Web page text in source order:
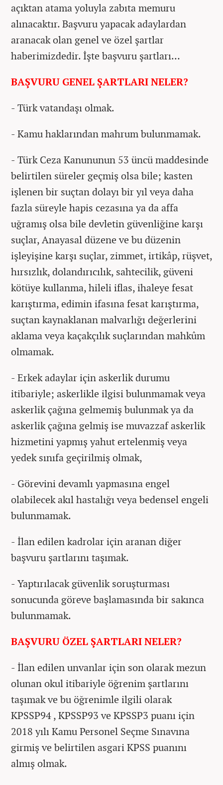
açıktan atama yoluyla zabıta memuru
alınacaktır. Başvuru yapacak adaylardan
aranacak olan genel ve özel şartlar
haberimizdedir. İşte başvuru şartları…
BAŞVURU GENEL ŞARTLARI NELER?
- Türk vatandaşı olmak.
- Kamu haklarından mahrum bulunmamak.
- Türk Ceza Kanununun 53 üncü maddesinde
belirtilen süreler geçmiş olsa bile; kasten
işlenen bir suçtan dolayı bir yıl veya daha
fazla süreyle hapis cezasına ya da affa
uğramış olsa bile devletin güvenliğine karşı
suçlar, Anayasal düzene ve bu düzenin
işleyişine karşı suçlar, zimmet, irtikâp, rüşvet,
hırsızlık, dolandırıcılık, sahtecilik, güveni
kötüye kullanma, hileli iflas, ihaleye fesat
karıştırma, edimin ifasına fesat karıştırma,
suçtan kaynaklanan malvarlığı değerlerini
aklama veya kaçakçılık suçlarından mahkûm
olmamak.
- Erkek adaylar için askerlik durumu
itibariyle; askerlikle ilgisi bulunmamak veya
askerlik çağına gelmemiş bulunmak ya da
askerlik çağına gelmiş ise muvazzaf askerlik
hizmetini yapmış yahut ertelenmiş veya
yedek sınıfa geçirilmiş olmak,
- Görevini devamlı yapmasına engel
olabilecek akıl hastalığı veya bedensel engeli
bulunmamak.
- İlan edilen kadrolar için aranan diğer
başvuru şartlarını taşımak.
- Yaptırılacak güvenlik soruşturması
sonucunda göreve başlamasında bir sakınca
bulunmamak.
BAŞVURU ÖZEL ŞARTLARI NELER?
- İlan edilen unvanlar için son olarak mezun
olunan okul itibariyle öğrenim şartlarını
taşımak ve bu öğrenimle ilgili olarak
KPSSP94 , KPSSP93 ve KPSSP3 puanı için
2018 yılı Kamu Personel Seçme Sınavına
girmiş ve belirtilen asgari KPSS puanını
almış olmak.